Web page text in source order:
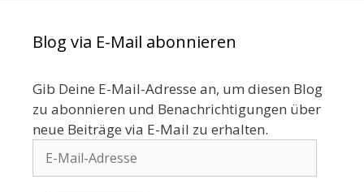
Blog via E-Mail abonnieren
Gib Deine E-Mail-Adresse an, um diesen Blog
zu abonnieren und Benachrichtigungen über
neue Beiträge via E-Mail zu erhalten.